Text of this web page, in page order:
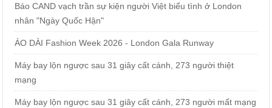
Báo CAND vạch trần sự kiện người Việt biểu tình ở London
nhân "Ngày Quốc Hận"
ÁO DÀI Fashion Week 2026 - London Gala Runway
Máy bay lộn ngược sau 31 giây cất cánh, 273 người thiệt
mạng
Máy bay lộn ngược sau 31 giây cất cánh, 273 người mất mạng